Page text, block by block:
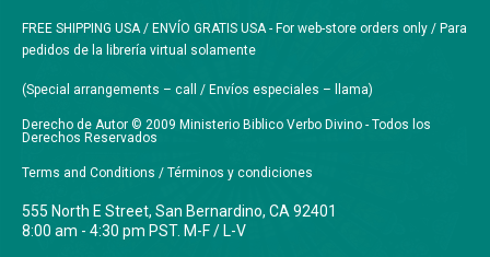
FREE SHIPPING USA / ENVÍO GRATIS USA - For web-store orders only / Para
pedidos de la librería virtual solamente
(Special arrangements – call / Envíos especiales – llama)
Derecho de Autor © 2009 Ministerio Biblico Verbo Divino - Todos los
Derechos Reservados
Terms and Conditions / Términos y condiciones
555 North E Street, San Bernardino, CA 92401
8:00 am - 4:30 pm PST. M-F / L-V